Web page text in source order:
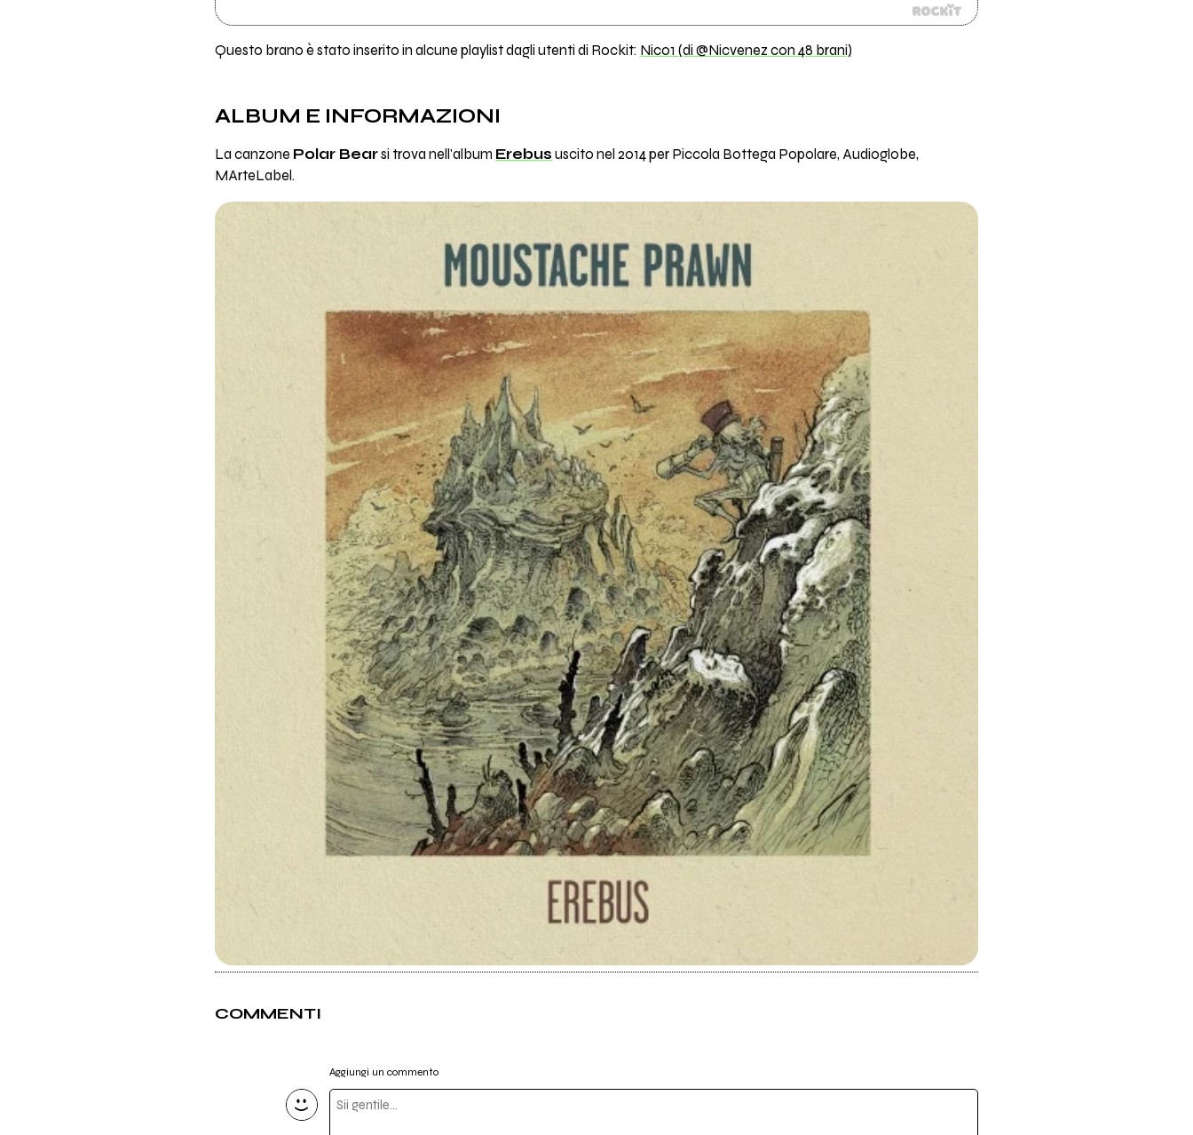
Questo brano è stato inserito in alcune playlist dagli utenti di Rockit: Nico1 (di @Nicvenez con 48 brani)
ALBUM E INFORMAZIONI
La canzone Polar Bearsi trova nell'album Erebus uscito nel 2014 per Piccola Bottega Popolare, Audioglobe,
MArteLabel.
COMMENTI
Aggiungi un commento